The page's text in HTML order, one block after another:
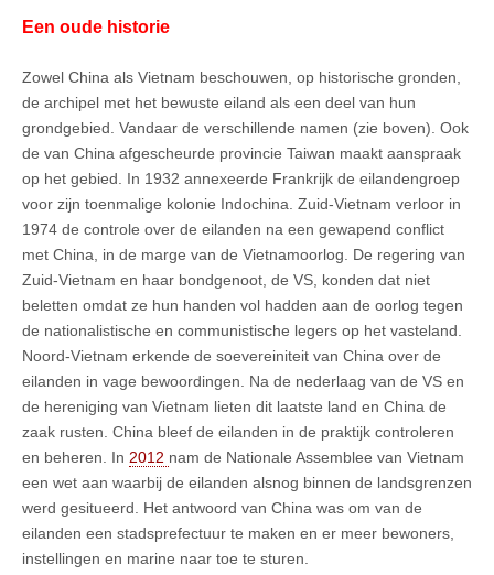
Een oude historie
Zowel China als Vietnam beschouwen, op historische gronden,
de archipel met het bewuste eiland als een deel van hun
grondgebied. Vandaar de verschillende namen (zie boven). Ook
de van China afgescheurde provincie Taiwan maakt aanspraak
op het gebied. In 1932 annexeerde Frankrijk de eilandengroep
voor zijn toenmalige kolonie Indochina. Zuid-Vietnam verloor in
1974 de controle over de eilanden na een gewapend conflict
met China, in de marge van de Vietnamoorlog. De regering van
Zuid-Vietnam en haar bondgenoot, de VS, konden dat niet
beletten omdat ze hun handen vol hadden aan de oorlog tegen
de nationalistische en communistische legers op het vasteland.
Noord-Vietnam erkende de soevereiniteit van China over de
eilanden in vage bewoordingen. Na de nederlaag van de VS en
de hereniging van Vietnam lieten dit laatste land en China de
zaak rusten. China bleef de eilanden in de praktijk controleren
en beheren. In 2012 nam de Nationale Assemblee van Vietnam
een wet aan waarbij de eilanden alsnog binnen de landsgrenzen
werd gesitueerd. Het antwoord van China was om van de
eilanden een stadsprefectuur te maken en er meer bewoners,
instellingen en marine naar toe te sturen.